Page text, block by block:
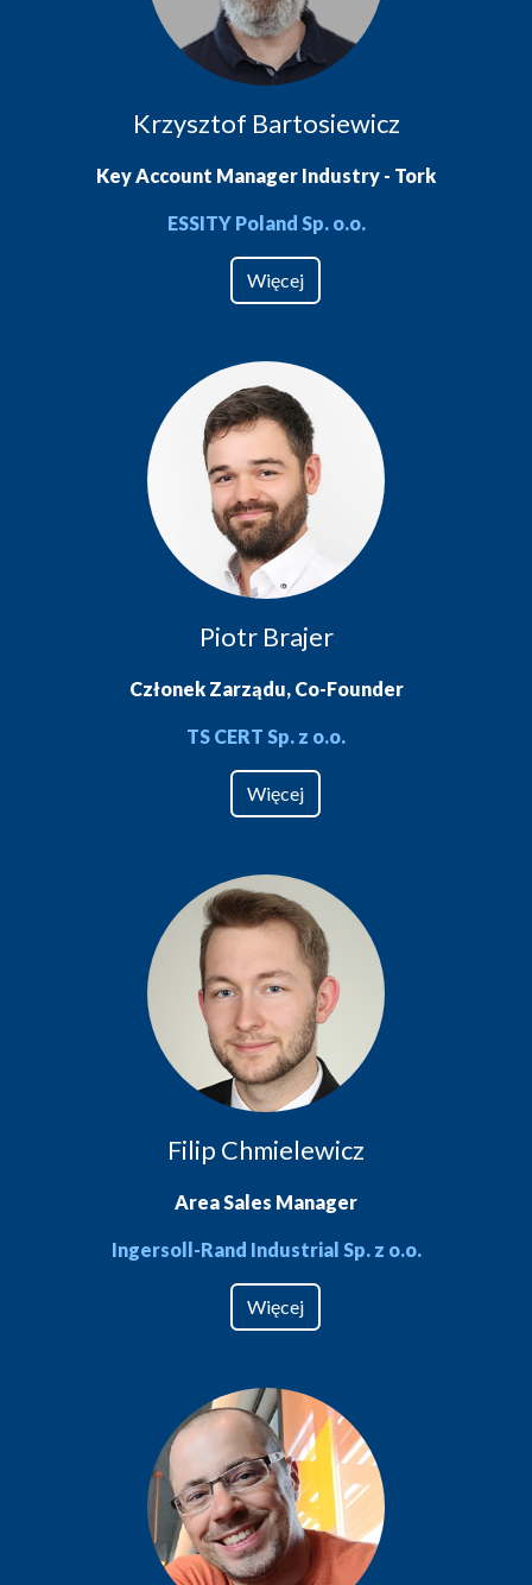
Krzysztof Bartosiewicz
Key Account Manager Industry - Tork
ESSITY Poland Sp. o.o.
Więcej
Piotr Brajer
Członek Zarządu, Co-Founder
TS CERT Sp. z o.o.
Więcej
Filip Chmielewicz
Area Sales Manager
Ingersoll-Rand Industrial Sp. z o.o.
Więcej